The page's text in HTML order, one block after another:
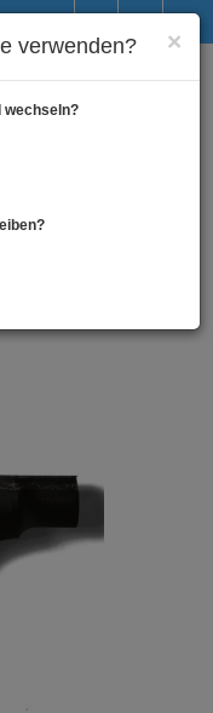
×
verwenden?
wechseln?